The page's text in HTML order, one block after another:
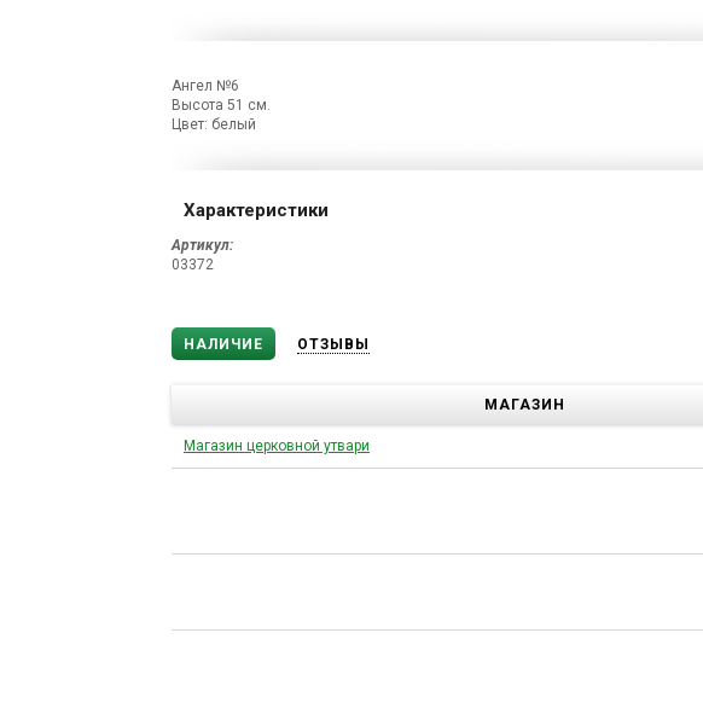
Ангел №6
Высота 51 см.
Цвет: белый
Характеристики
Артикул:
03372
НАЛИЧИЕ ОТЗЫВЫ
МАГАЗИН
Магазин церковной утвари